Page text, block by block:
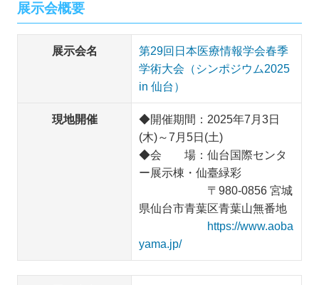
展示会概要
展示会名
第29回日本医療情報学会春季
学術大会（シンポジウム2025
in 仙台）
現地開催
◆開催期間：2025年7月3日
(木)～7月5日(土)
◆会 場：仙台国際センタ
ー展示棟・仙臺緑彩
〒980-0856 宮城
県仙台市青葉区青葉山無番地
https://www.aoba
yama.jp/